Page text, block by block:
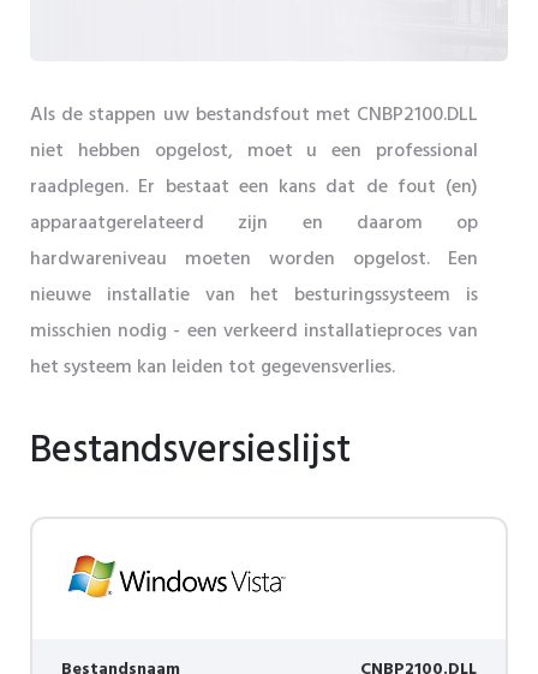
Als de stappen uw bestandsfout met CNBP2100.DLL
niet hebben opgelost, moet u een professional
raadplegen. Er bestaat een kans dat de fout (en)
apparaatgerelateerd zijn en daarom op
hardwareniveau moeten worden opgelost. Een
nieuwe installatie van het besturingssysteem is
misschien nodig - een verkeerd installatieproces van
het systeem kan leiden tot gegevensverlies.
Bestandsversieslijst